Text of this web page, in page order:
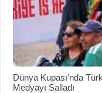
Dünya Kupası’nda
Medyayı Salladı